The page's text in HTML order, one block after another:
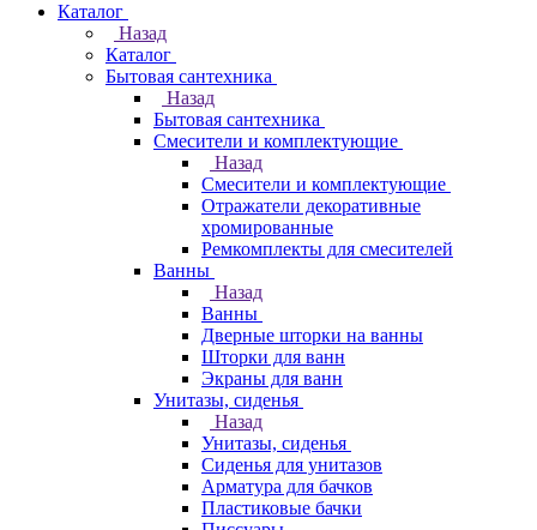
Каталог
Назад
Каталог
Бытовая сантехника
Назад
Бытовая сантехника
Смесители и комплектующие
Назад
Смесители и комплектующие
Отражатели декоративные
хромированные
Ремкомплекты для смесителей
Ванны
Назад
Ванны
Дверные шторки на ванны
Шторки для ванн
Экраны для ванн
Унитазы, сиденья
Назад
Унитазы, сиденья
Сиденья для унитазов
Арматура для бачков
Пластиковые бачки